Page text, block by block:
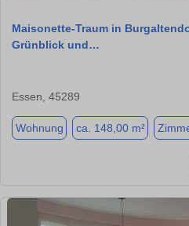
Maisonette-Traum in
Grünblick und…
Essen, 45289
Wohnung ca. 148,00 m²